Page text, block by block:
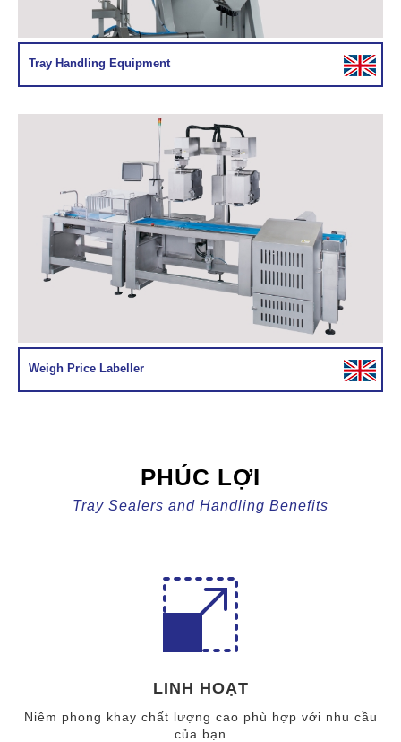
Tray Handling Equipment
Weigh Price Labeller
PHÚC LỢI
Tray Sealers and Handling Benefits
LINH HOẠT
Niêm phong khay chất lượng cao phù hợp với nhu cầu
của bạn